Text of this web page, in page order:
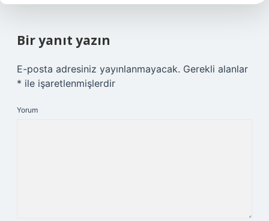
Bir yanıt yazın
E-posta adresiniz yayınlanmayacak. Gerekli alanlar
* ile işaretlenmişlerdir
Yorum